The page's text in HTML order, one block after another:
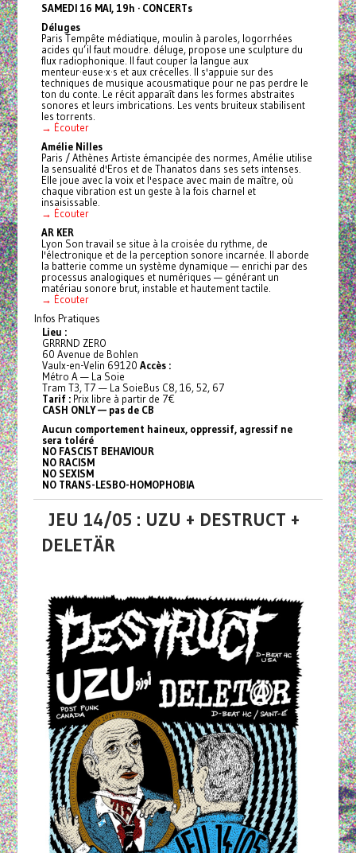
SAMEDI 16 MAI, 19h · CONCERTs
Déluges
Paris Tempête médiatique, moulin à paroles, logorrhées
acides qu’il faut moudre. déluge, propose une sculpture du
flux radiophonique. Il faut couper la langue aux
menteur·euse·x·s et aux crécelles. Il s'appuie sur des
techniques de musique acousmatique pour ne pas perdre le
ton du conte. Le récit apparaît dans les formes abstraites
sonores et leurs imbrications. Les vents bruiteux stabilisent
les torrents.
→ Écouter
Amélie Nilles
Paris / Athènes Artiste émancipée des normes, Amélie utilise
la sensualité d'Eros et de Thanatos dans ses sets intenses.
Elle joue avec la voix et l'espace avec main de maître, où
chaque vibration est un geste à la fois charnel et
insaisissable.
→ Écouter
AR KER
Lyon Son travail se situe à la croisée du rythme, de
l'électronique et de la perception sonore incarnée. Il aborde
la batterie comme un système dynamique — enrichi par des
processus analogiques et numériques — générant un
matériau sonore brut, instable et hautement tactile.
→ Écouter
Infos Pratiques
Lieu :
GRRRND ZERO
60 Avenue de Bohlen
Vaulx-en-Velin 69120 Accès :
Métro A — La Soie
Tram T3, T7 — La SoieBus C8, 16, 52, 67
Tarif :Prix libre à partir de 7€
CASH ONLY — pas de CB
Aucun comportement haineux, oppressif, agressif ne
sera toléré
NO FASCIST BEHAVIOUR
NO RACISM
NO SEXISM
NO TRANS-LESBO-HOMOPHOBIA
JEU 14/05 : UZU + DESTRUCT +
DELETÄR